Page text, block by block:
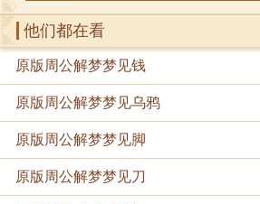
他们都在看
原版周公解梦梦见钱
原版周公解梦梦见乌鸦
原版周公解梦梦见脚
原版周公解梦梦见刀